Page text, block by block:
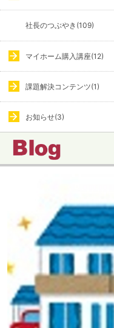
社長のつぶやき(109)
マイホーム購入講座(12)
課題解決コンテンツ(1)
お知らせ(3)